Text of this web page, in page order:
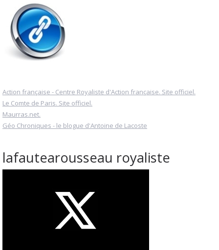
Action française - Centre Royaliste d'Action française. Site officiel.
Le Comte de Paris. Site officiel.
Maurras.net.
Géo Chroniques - le blogue d'Antoine de Lacoste
lafautearousseau royaliste